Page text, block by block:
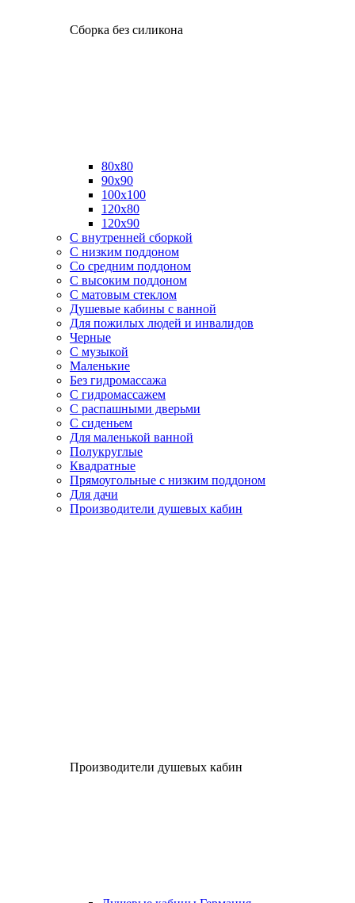
Сборка без силикона
80х80
90х90
100х100
120х80
120х90
С внутренней сборкой
C низким поддоном
Со средним поддоном
С высоким поддоном
С матовым стеклом
Душевые кабины с ванной
Для пожилых людей и инвалидов
Черные
С музыкой
Маленькие
Без гидромассажа
С гидромассажем
С распашными дверьми
С сиденьем
Для маленькой ванной
Полукруглые
Квадратные
Прямоугольные с низким поддоном
Для дачи
Производители душевых кабин
Производители душевых кабин